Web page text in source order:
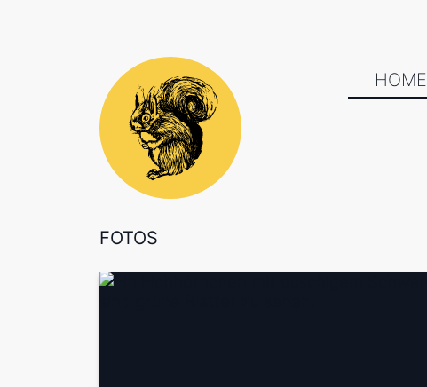
HOME
FOTOS